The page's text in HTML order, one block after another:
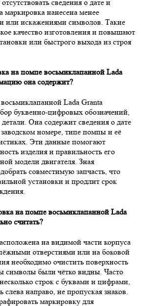
сведения о дате и
маркировка нанесена менее
или искажениями символов. Такие
качество изготовления и повышают
или быстрого выхода из строя
на помпе восьмиклапанной Lada
она содержит?
Lada Granta
буквенно-цифровых обозначений,
Она содержит сведения о дате
номере, типе помпы и её
Эти данные помогают
изделия и правильность его
модели двигателя. Зная
совместимую запчасть, что
установки и продлит срок
на помпе восьмиклапанной Lada
считать?
на видимой части корпуса
отверстиями или на боковой
необходимо очистить поверхность
символы были чётко видны. Часто
строк с буквами и цифрами,
слева направо, не пропуская знаков.
маркировку для